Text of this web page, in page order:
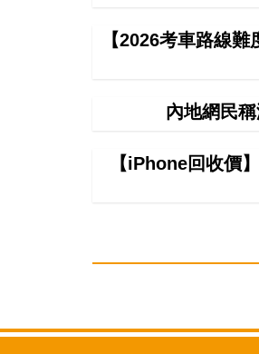
【2026考車路線
內地網民
【iPhone回收價